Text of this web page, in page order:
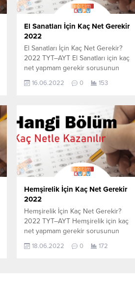
El Sanatları İçin Kaç Net Gerekir
2022
El Sanatları İçin Kaç Net Gerekir?
2022 TYT–AYT El Sanatları için kaç
net yapmam gerekir sorusunun
cevabını aşağıdan öğrenebilirsiniz.
Bu veriler 2021 TYT-AYT sınavında
olduğu netlerdir. YÖKATLAS YKS-
TYT Net Sihirbazı, YKS-TYT Net
Sihirbazı. Sayfamızdaki verilerin
tamamı YÖK tarafından yayınlanmış
olan en son güncel netlerdir.
YÖKATLAS-YÖK Net Sihirbaz...
16.06.2022 0 153
Hemşirelik İçin Kaç Net Gerekir
2022
Hemşirelik İçin Kaç Net Gerekir?
2022 TYT–AYT Hemşirelik için kaç
net yapmam gerekir sorusunun
Bu veriler 2021 TYT-AYT sınavında
18.06.2022 0 172